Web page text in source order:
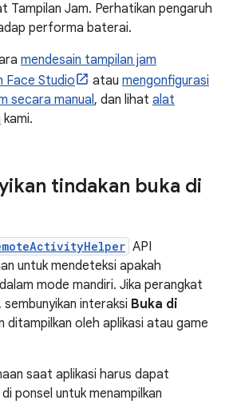
Tampilan Jam. Perhatikan pengaruh
performa baterai.
mendesain tampilan jam
Face Studio
atau mengonfigurasi
secara manual, dan lihat alat
kami.
tindakan buka di
API
untuk mendeteksi apakah
mode mandiri. Jika perangkat
interaksi Buka di
ditampilkan oleh aplikasi atau game
saat aplikasi harus dapat
ponsel untuk menampilkan